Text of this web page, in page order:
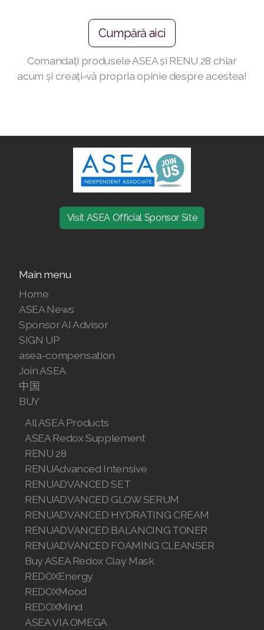
Cumpără aici
Comandați produsele ASEA și RENU 28 chiar
acum și creați-vă propria opinie despre acestea!
Visit ASEA Official Sponsor Site
Main menu
Home
ASEA News
Sponsor AI Advisor
SIGN UP
asea-compensation
Join ASEA
中国
BUY
All ASEA Products
ASEA Redox Supplement
RENU 28
RENUAdvanced Intensive
RENUADVANCED SET
RENUADVANCED GLOW SERUM
RENUADVANCED HYDRATING CREAM
RENUADVANCED BALANCING TONER
RENUADVANCED FOAMING CLEANSER
Buy ASEA Redox Clay Mask
REDOXEnergy
REDOXMood
REDOXMind
ASEA VIA OMEGA
Join ASEA Finland (Suomi)
Join ASEA France (Français)
Join ASEA Germany (Deutsch)
Join ASEA Hungary (Magyar)
Join ASEA Ireland (English)
Join ASEA Malaysia (Bahasa Malaysia)
Join ASEA Malaysia (中文)
Join ASEA Mexico (Español)
Join ASEA Netherlands (Nederlands)
Join ASEA New Zealand (English)
Join ASEA Norway (Norsk)
Join ASEA Philippines (English)
Join ASEA Poland (English)
Join ASEA Portugal (Português)
Join ASEA Romania (Română)
Join ASEA Singapore (English)
Join ASEA Slovenia (Slovenščina)
Join ASEA Spain (Español)
Join ASEA Sweden (Svenska)